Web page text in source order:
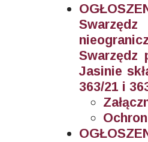
Swarzędz
Jasinie
363/21 i